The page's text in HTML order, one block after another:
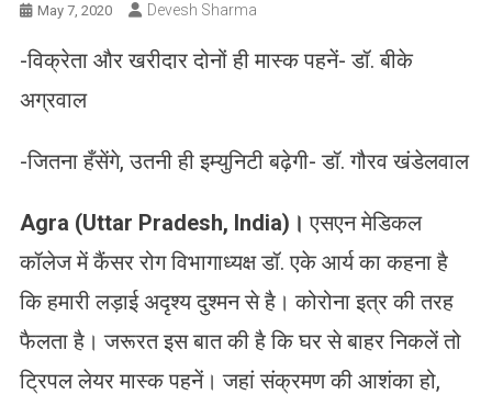
May 7, 2020 Devesh Sharma
-विक्रेता और खरीदार दोनों ही मास्क पहनें- डॉ. बीके
अग्रवाल
-जितना हँसेंगे, उतनी ही इम्युनिटी बढ़ेगी- डॉ. गौरव खंडेलवाल
Agra (Uttar Pradesh, India) । एसएन मेडिकल
कॉलेज में कैंसर रोग विभागाध्यक्ष डॉ. एके आर्य का कहना है
कि हमारी लड़ाई अदृश्य दुश्मन से है। कोरोना इत्र की तरह
फैलता है। जरूरत इस बात की है कि घर से बाहर निकलें तो
ट्रिपल लेयर मास्क पहनें। जहां संक्रमण की आशंका हो,